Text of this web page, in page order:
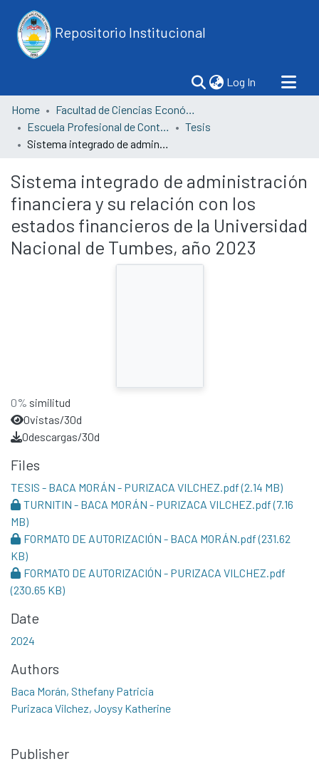
Repositorio Institucional
Log In (current)
Home
Facultad de Ciencias Económicas
Escuela Profesional de Contabilidad
Tesis
Sistema integrado de administración financiera y su relación con los estados financieros de la Universidad Nacional de Tumbes, año 2023
Sistema integrado de administración
financiera y su relación con los
estados financieros de la Universidad
Nacional de Tumbes, año 2023
0% similitud
0vistas/30d
0descargas/30d
Files
TESIS - BACA MORÁN - PURIZACA VILCHEZ.pdf(2.14 MB)
TURNITIN - BACA MORÁN - PURIZACA VILCHEZ.pdf(7.16
MB)
FORMATO DE AUTORIZACIÓN - BACA MORÁN.pdf(231.62
KB)
FORMATO DE AUTORIZACIÓN - PURIZACA VILCHEZ.pdf
(230.65 KB)
Date
2024
Authors
Baca Morán, Sthefany Patricia
Purizaca Vilchez, Joysy Katherine
Publisher